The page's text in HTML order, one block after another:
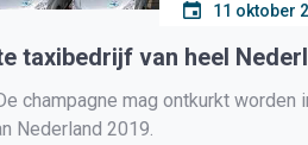
11 oktober
taxibedrijf van heel
champagne mag ontkurkt
Nederland 2019.